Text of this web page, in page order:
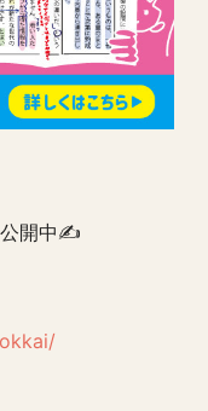
公開中✍️